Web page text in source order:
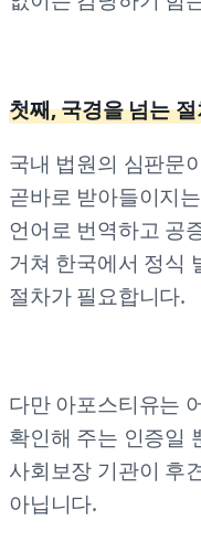
첫째, 국경을 넘는
국내 법원의 심판문
곧바로 받아들이지
언어로 번역하고 공
거쳐 한국에서 정식
절차가 필요합니다.
다만 아포스티유는
확인해 주는 인증일
사회보장 기관이 후
아닙니다.